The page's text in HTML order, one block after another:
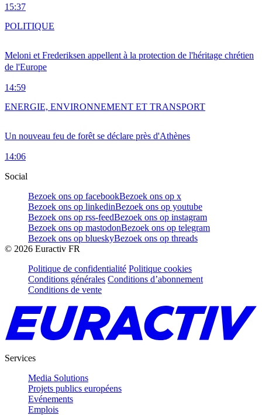
15:37
Meloni et Frederiksen appellent à la protection de l'héritage chrétien
de l'Europe
14:59
POLITIQUE
Un nouveau feu de forêt se déclare près d'Athènes
14:06
ENERGIE, ENVIRONNEMENT ET TRANSPORT
Social
Bezoek ons op facebookBezoek ons op x
Bezoek ons op linkedinBezoek ons op youtube
Bezoek ons op rss-feedBezoek ons op instagram
Bezoek ons op mastodonBezoek ons op telegram
Bezoek ons op blueskyBezoek ons op threads
© 2026 Euractiv FR
Politique de confidentialité Politique cookies
Conditions générales Conditions d’abonnement
Conditions de vente
Services
Media Solutions
Projets publics européens
Evénements
Emplois